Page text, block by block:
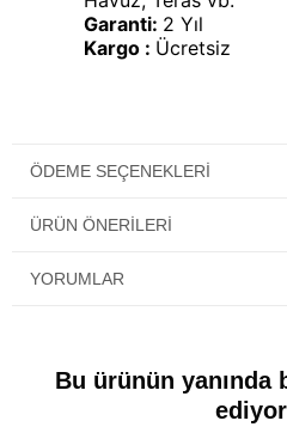
Garanti: 2 Yıl
Kargo : Ücretsiz
ÖDEME SEÇENEKLERI
ÜRÜN ÖNERILERI
YORUMLAR
Bu ürünün yanında